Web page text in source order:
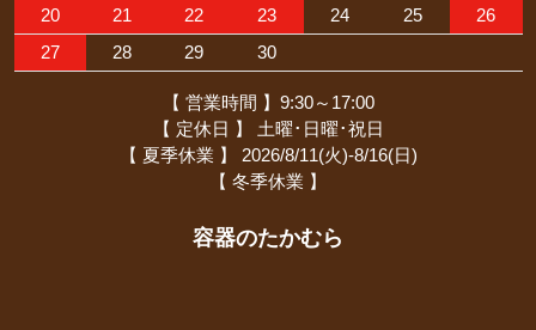
20
21 22 23 24 25
26
27
28 29 30
【 営業時間 】9:30～17:00
【 定休日 】 土曜･日曜･祝日
【 夏季休業 】 2026/8/11(火)-8/16(日)
【 冬季休業 】
容器のたかむら